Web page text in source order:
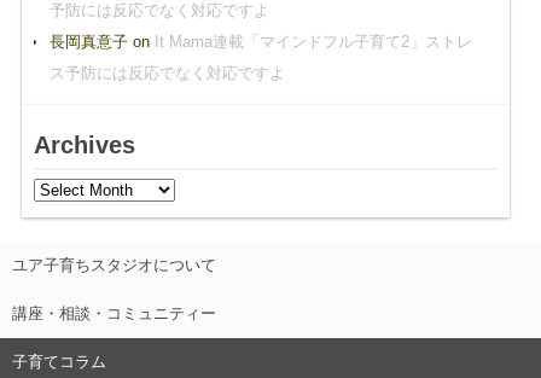
予防には反応でなく対応ですよ
長岡真意子on It Mama連載「マインドフル子育て2」ストレ
ス予防には反応でなく対応ですよ
Archives
ユア子育ちスタジオについて
講座・相談・コミュニティー
子育てコラム